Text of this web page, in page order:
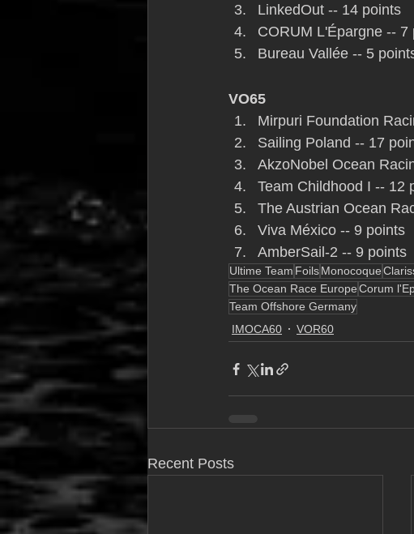
LinkedOut -- 14 points
CORUM L'Épargne -- 7
Bureau Vallée -- 5
VO65
Mirpuri Foundation
Sailing Poland -- 17
AkzoNobel Ocean
Team Childhood I -- 12
The Austrian Ocean
Viva México -- 9 points
AmberSail-2 -- 9 points
Ultime Team FoilsMonocoque
The Ocean Race EuropeCorum
Team Offshore Germany
IMOCA60
VOR60
Recent Posts